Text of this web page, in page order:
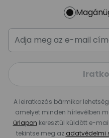
A leiratkozás bármikor
amelyet minden hírlevélben
űrlapon keresztül küldött e-
tekintse meg az adatvédelmi